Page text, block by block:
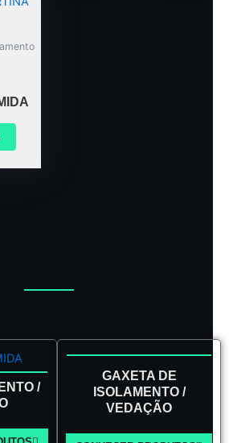
/
GAXETA DE
ISOLAMENTO /
VEDAÇÃO